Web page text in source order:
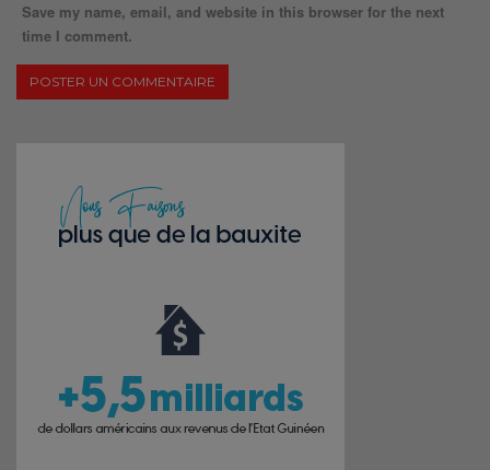
Save my name, email, and website in this browser for the next
time I comment.